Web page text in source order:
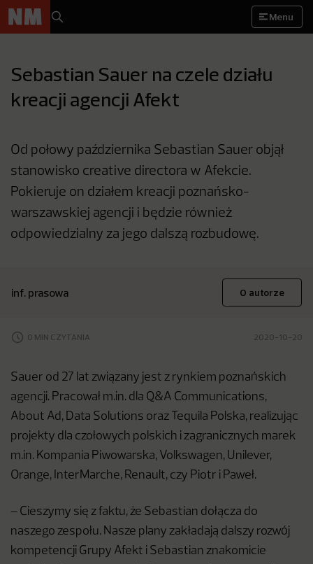
Menu
Sebastian Sauer na czele działu
kreacji agencji Afekt
Od połowy października Sebastian Sauer objął
stanowisko creative directora w Afekcie.
Pokieruje on działem kreacji poznańsko-
warszawskiej agencji i będzie również
odpowiedzialny za jego dalszą rozbudowę.
inf. prasowa O autorze
0 MIN CZYTANIA 2020-10-20
Sauer od 27 lat związany jest z rynkiem poznańskich
agencji. Pracował m.in. dla Q&A Communications,
About Ad, Data Solutions oraz Tequila Polska, realizując
projekty dla czołowych polskich i zagranicznych marek
m.in. Kompania Piwowarska, Volkswagen, Unilever,
Orange, InterMarche, Renault, czy Piotr i Paweł.
– Cieszymy się z faktu, że Sebastian dołącza do
naszego zespołu. Nasze plany zakładają dalszy rozwój
kompetencji Grupy Afekt i Sebastian znakomicie